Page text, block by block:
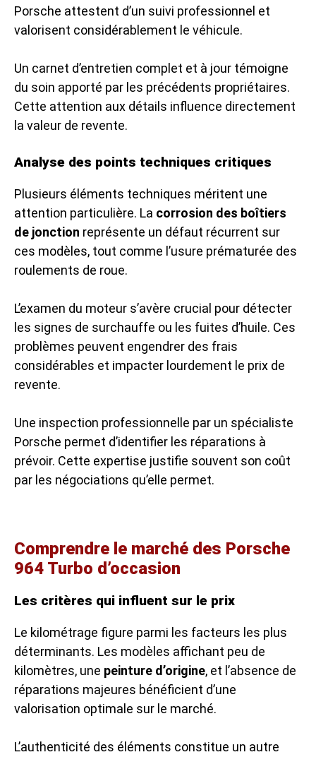
Porsche attestent d’un suivi professionnel et
valorisent considérablement le véhicule.
Un carnet d’entretien complet et à jour témoigne
du soin apporté par les précédents propriétaires.
Cette attention aux détails influence directement
la valeur de revente.
Analyse des points techniques critiques
Plusieurs éléments techniques méritent une
attention particulière. La corrosion des boîtiers
de jonction représente un défaut récurrent sur
ces modèles, tout comme l’usure prématurée des
roulements de roue.
L’examen du moteur s’avère crucial pour détecter
les signes de surchauffe ou les fuites d’huile. Ces
problèmes peuvent engendrer des frais
considérables et impacter lourdement le prix de
revente.
Une inspection professionnelle par un spécialiste
Porsche permet d’identifier les réparations à
prévoir. Cette expertise justifie souvent son coût
par les négociations qu’elle permet.
Comprendre le marché des Porsche
964 Turbo d’occasion
Les critères qui influent sur le prix
Le kilométrage figure parmi les facteurs les plus
déterminants. Les modèles affichant peu de
kilomètres, une peinture d’origine, et l’absence de
réparations majeures bénéficient d’une
valorisation optimale sur le marché.
L’authenticité des éléments constitue un autre